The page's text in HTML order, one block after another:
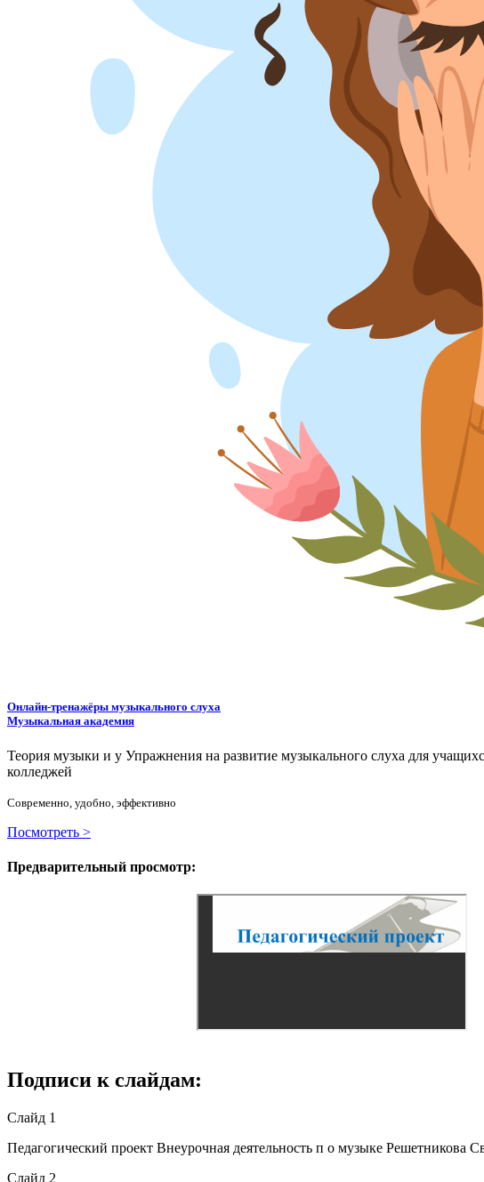
Онлайн-тренажёры музыкального слуха
Музыкальная академия
Теория музыки и у Упражнения на развитие музыкального слуха для
колледжей
Современно, удобно, эффективно
Посмотреть >
Предварительный просмотр:
Подписи к слайдам:
Слайд 1
Педагогический проект Внеурочная деятельность п о музыке Решетникова
Слайд 2